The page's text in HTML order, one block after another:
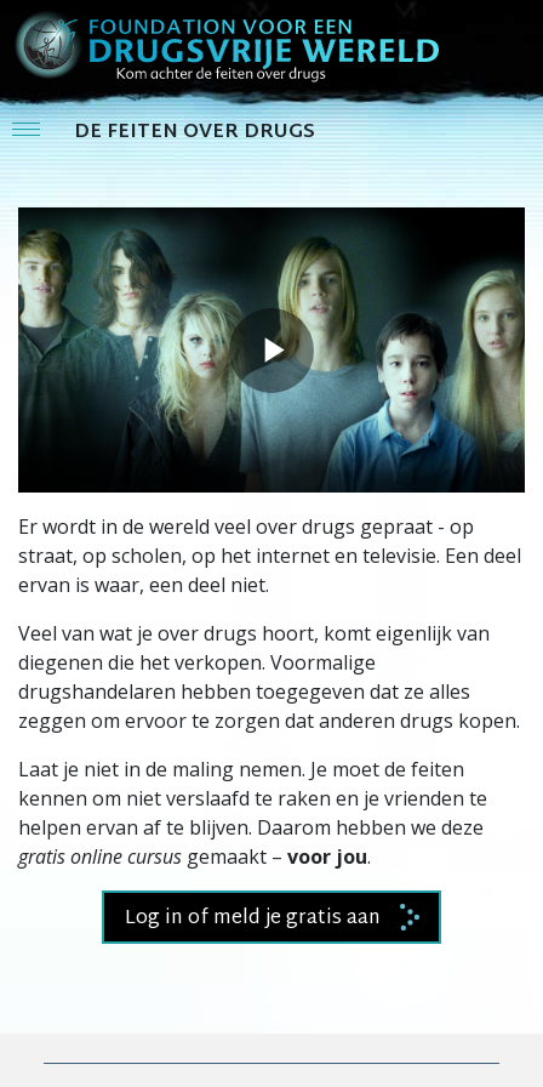
DE FEITEN OVER DRUGS
Play
Video
Er wordt in de wereld veel over drugs gepraat - op
straat, op scholen, op het internet en televisie. Een deel
ervan is waar, een deel niet.
Veel van wat je over drugs hoort, komt eigenlijk van
diegenen die het verkopen. Voormalige
drugshandelaren hebben toegegeven dat ze alles
zeggen om ervoor te zorgen dat anderen drugs kopen.
Laat je niet in de maling nemen. Je moet de feiten
kennen om niet verslaafd te raken en je vrienden te
helpen ervan af te blijven. Daarom hebben we deze
gratis online cursus gemaakt – voor jou.
Log in of meld je gratis aan